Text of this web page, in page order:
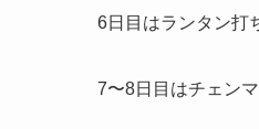
6日目はランタン打
7〜8日目はチェン